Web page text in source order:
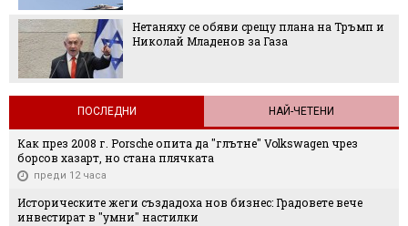
Нетаняху се обяви срещу плана на Тръмп и
Николай Младенов за Газа
ПОСЛЕДНИ НАЙ-ЧЕТЕНИ
Как през 2008 г. Porsche опита да "глътне" Volkswagen чрез
борсов хазарт, но стана плячката
преди 12 часа
Историческите жеги създадоха нов бизнес: Градовете вече
инвестират в "умни" настилки